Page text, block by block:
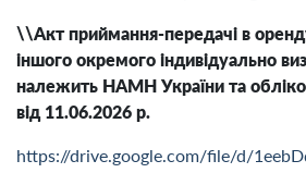
\\Акт приймання-передачі в
іншого окремого індивідуально
належить НАМН України та
від 11.06.2026 р.
https://drive.google.com/file/d/